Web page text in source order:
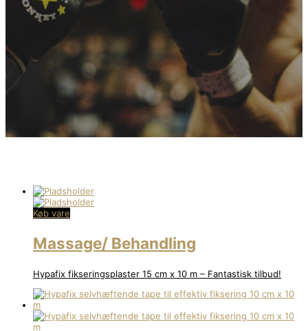
Køb vare
Massage/ Behandling
Hypafix fikseringsplaster 15 cm x 10 m – Fantastisk tilbud!